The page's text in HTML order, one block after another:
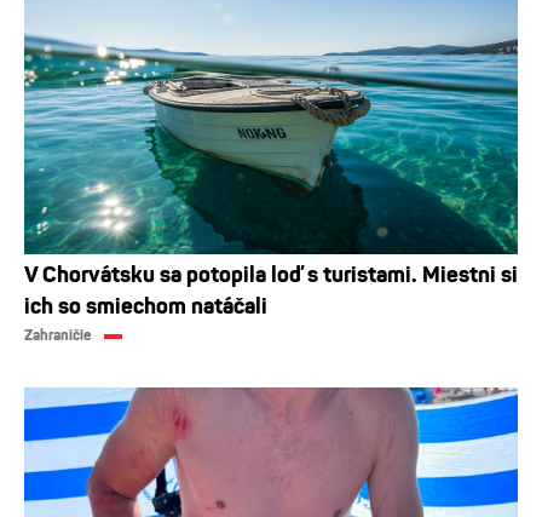
V Chorvátsku sa potopila loď s turistami. Miestni si
ich so smiechom natáčali
Zahraničie